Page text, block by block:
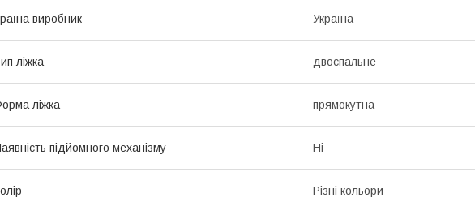
виробник Україна
ліжка двоспальне
ліжка прямокутна
підйомного механізму Ні
Різні кольори